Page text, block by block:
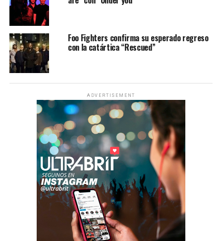
Foo Fighters confirma su esperado regreso
con la catártica “Rescued”
ADVERTISEMENT